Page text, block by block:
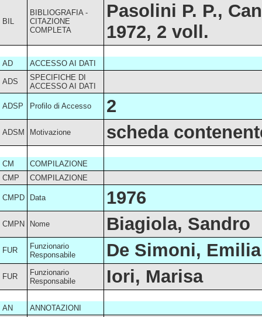
BIL
BIBLIOGRAFIA -
CITAZIONE
COMPLETA
Pasolini P. P.,
1972, 2 voll.
AD ACCESSO AI DATI
ADS
SPECIFICHE DI
ACCESSO AI DATI
ADSP Profilo di Accesso 2
ADSM Motivazione scheda
CM
COMPILAZIONE
CMP
COMPILAZIONE
CMPD Data 1976
CMPN Nome Biagiola, Sandro
FUR
Funzionario
Responsabile
De Simoni, Emilia
FUR
Funzionario
Responsabile
Iori, Marisa
AN ANNOTAZIONI